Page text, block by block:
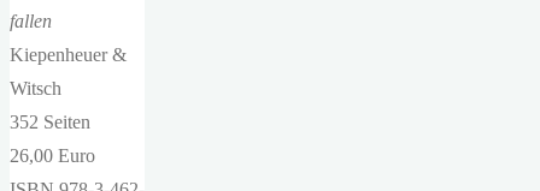
fallen
Kiepenheuer &
Witsch
352 Seiten
26,00 Euro